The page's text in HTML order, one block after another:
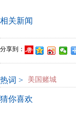
相关新闻
分享到：
热词 > 美国赌城
猜你喜欢